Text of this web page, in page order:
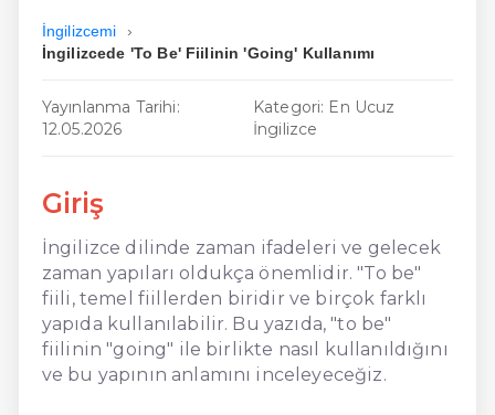
İngilizcemi
İngilizcede 'To Be' Fiilinin 'Going' Kullanımı
Yayınlanma Tarihi:
12.05.2026
Kategori: En Ucuz
İngilizce
Giriş
İngilizce dilinde zaman ifadeleri ve gelecek
zaman yapıları oldukça önemlidir. "To be"
fiili, temel fiillerden biridir ve birçok farklı
yapıda kullanılabilir. Bu yazıda, "to be"
fiilinin "going" ile birlikte nasıl kullanıldığını
ve bu yapının anlamını inceleyeceğiz.